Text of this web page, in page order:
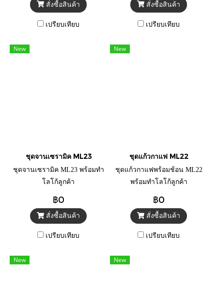
สั่งซื้อสินค้า
เปรียบเทียบ
สั่งซื้อสินค้า
เปรียบเทียบ
New
ชุดจานเซรามิค ML23
ชุดจานเซรามิค ML23 พร้อมทำ
โลโก้ลูกค้า
฿0
สั่งซื้อสินค้า
เปรียบเทียบ
New
ชุดแก้วกาแฟ ML22
ชุดแก้วกาแฟพร้อมช้อน ML22
พร้อมทำโลโก้ลูกค้า
฿0
สั่งซื้อสินค้า
เปรียบเทียบ
New New